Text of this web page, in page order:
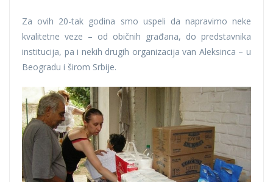
Za ovih 20-tak godina smo uspeli da napravimo neke
kvalitetne veze – od običnih građana, do predstavnika
institucija, pa i nekih drugih organizacija van Aleksinca – u
Beogradu i širom Srbije.